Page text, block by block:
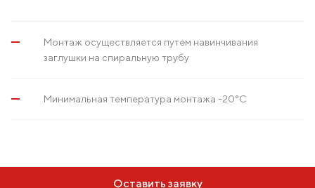
Монтаж осуществляется путем навинчивания
заглушки на спиральную трубу
Минимальная температура монтажа -20°С
Оставить заявку